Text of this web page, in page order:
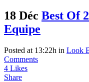
18 Déc Best Of
Equipe
Posted at 13:22h in Look
Comments
4 Likes
Share